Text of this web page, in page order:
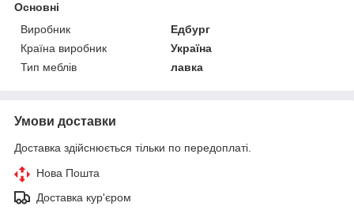
Основні
Виробник
Едбург
Країна виробник
Україна
Тип меблів
лавка
Умови доставки
Доставка здійснюється тільки по передоплаті.
Нова Пошта
Доставка кур'єром